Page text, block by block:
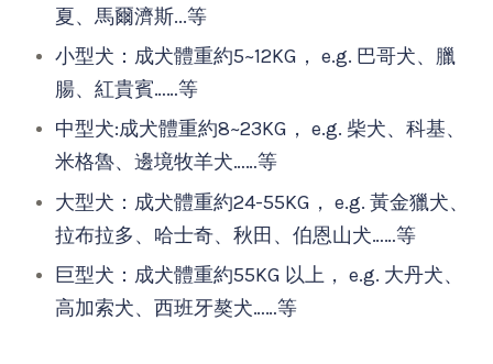
夏、馬爾濟斯...等
小型犬：成犬體重約5~12KG， e.g. 巴哥犬、臘
腸、紅貴賓……等
中型犬:成犬體重約8~23KG， e.g. 柴犬、科基、
米格魯、邊境牧羊犬……等
大型犬：成犬體重約24-55KG， e.g. 黃金獵犬、
拉布拉多、哈士奇、秋田、伯恩山犬……等
巨型犬：成犬體重約55KG 以上， e.g. 大丹犬、
高加索犬、西班牙獒犬……等